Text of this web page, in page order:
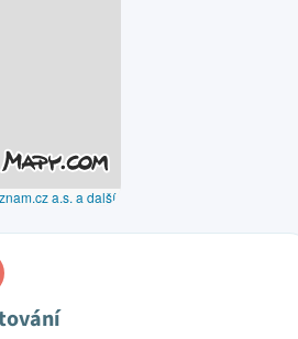
a.s. a další